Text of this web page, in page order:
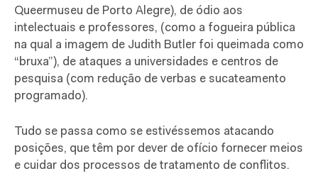
Queermuseu de Porto Alegre), de ódio aos
intelectuais e professores, (como a fogueira pública
na qual a imagem de Judith Butler foi queimada como
“bruxa”), de ataques a universidades e centros de
pesquisa (com redução de verbas e sucateamento
programado).
Tudo se passa como se estivéssemos atacando
posições, que têm por dever de ofício fornecer meios
e cuidar dos processos de tratamento de conflitos.